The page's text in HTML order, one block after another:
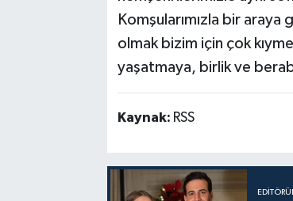
Komşularımızla bir
olmak bizim için çok
yaşatmaya, birlik ve
Kaynak: RSS